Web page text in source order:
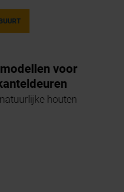
modellen voor
houten